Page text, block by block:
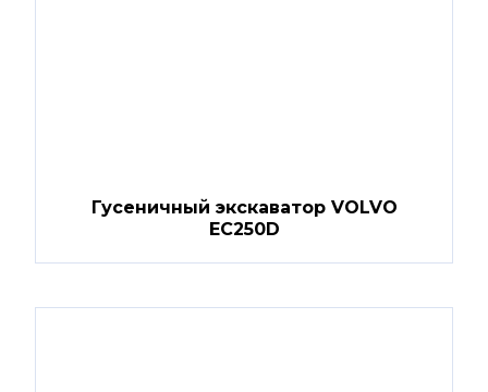
Гусеничный экскаватор VOLVO
EC250D